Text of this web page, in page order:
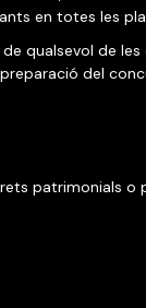
en totes les
qualsevol de
del
patrimonials o